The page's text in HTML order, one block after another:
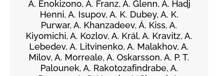
A. Enokizono, A. Franz, A. Glenn, A. Hadj
Henni, A. Isupov, A. K. Dubey, A. K.
Purwar, A. Khanzadeev, Á. Kiss, A.
Kiyomichi, A. Kozlov, A. Král, A. Kravitz, A.
Lebedev, A. Litvinenko, A. Malakhov, A.
Milov, A. Morreale, A. Oskarsson, A. P. T.
Palounek, A. Rakotozafindrabe, A.